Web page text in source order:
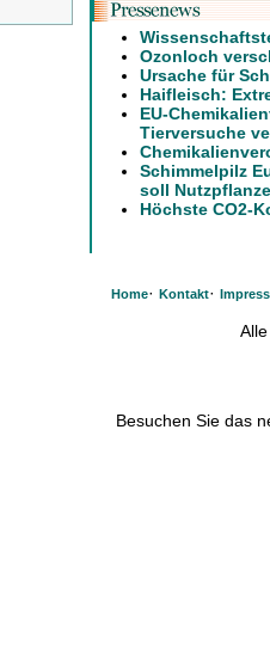
Ozonloch
Ursache für
Haifleisch:
EU-
Tierversuche
Schimmelpilz
soll
Höchste CO2-
Home· Kontakt·
Besuchen Sie das